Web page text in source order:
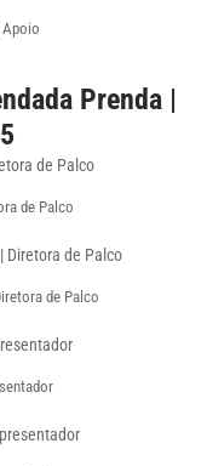
Apoio
Prenda |
de Palco
de Palco